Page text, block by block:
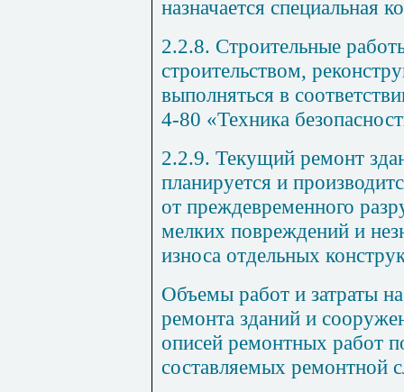
назначается специальная
2.2.8. Строительные
строительством,
выполняться в
4-80 «Техника
2.2.9. Текущий ремонт
планируется и
от преждевременного
мелких повреждений и
износа отдельных
Объемы работ и затраты
ремонта зданий и
описей ремонтных работ
составляемых ремонтной